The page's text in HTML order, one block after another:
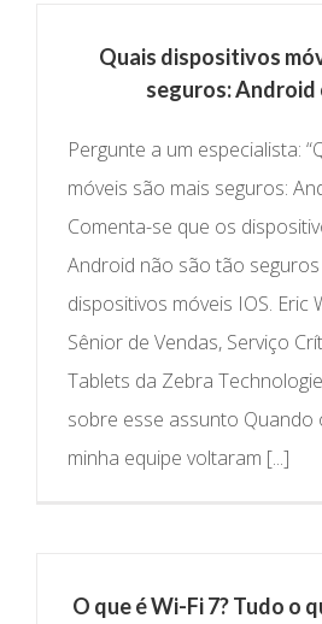
Quais dispositivos
seguros: Android
Pergunte a um especialista:
móveis são mais seguros:
Comenta-se que os
Android não são tão
dispositivos móveis IOS. Eric
Sênior de Vendas, Serviço
Tablets da Zebra
sobre esse assunto Quando
minha equipe voltaram [...]
O que é Wi-Fi 7? Tudo o